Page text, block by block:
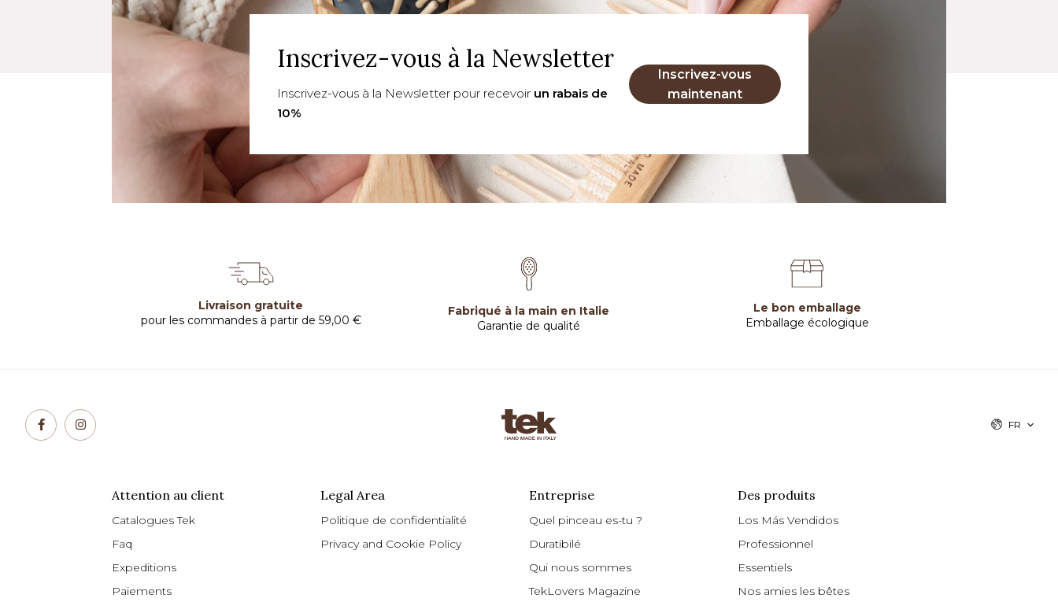
Inscrivez-vous à la Newsletter
Inscrivez-vous à la Newsletter pour recevoir un rabais de
10%
Inscrivez-vous
maintenant
Livraison gratuite
pour les commandes à partir de 59,00 €
Fabriqué à la main en Italie
Garantie de qualité
Le bon emballage
Emballage écologique
FR
Attention au client
Catalogues Tek
Faq
Expeditions
Paiements
Legal Area
Politique de confidentialité
Privacy and Cookie Policy
Entreprise
Quel pinceau es-tu ?
Duratibilé
Qui nous sommes
TekLovers Magazine
Des produits
Los Más Vendidos
Professionnel
Essentiels
Nos amies les bêtes